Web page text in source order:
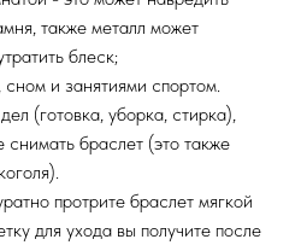
также металл может
блеск;
и занятиями спортом.
(готовка, уборка, стирка),
браслет (это также
протрите браслет мягкой
для ухода вы получите после